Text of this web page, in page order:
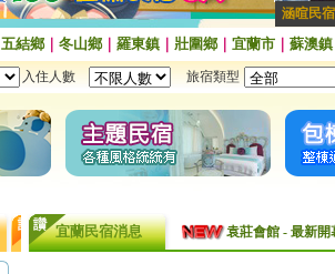
涵暄民宿
五結鄉｜ 冬山鄉｜ 羅東鎮 壯圍鄉｜ 宜蘭市 蘇澳鎮
入住人數 旅宿類型
宜蘭民宿消息
袁莊會館 - 最新開